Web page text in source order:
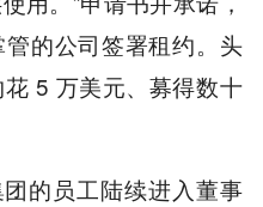
的公司签署租约。头
5 万美元、募得数十
的员工陆续进入董事